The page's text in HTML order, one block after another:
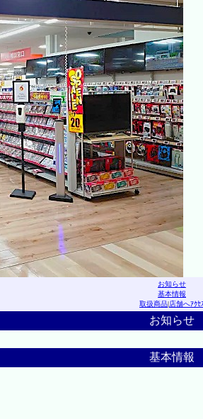
お知らせ
基本情報
取扱商品|店舗へｱｸｾ
お知らせ
基本情報